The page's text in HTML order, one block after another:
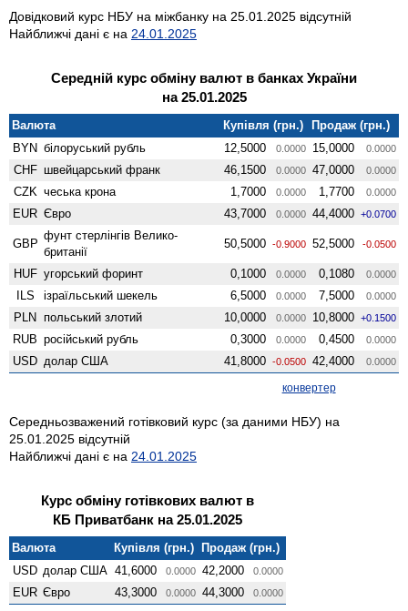
Довідковий курс НБУ на міжбанку на 25.01.2025 відсутній
Найближчі дані є на 24.01.2025
Середній курс обміну валют в банках України
на 25.01.2025
Валюта Купівля (грн.)
Продаж (грн.)
BYN білоруський рубль 12,5000 0.0000 15,0000 0.0000
CHF швейцарський франк 46,1500 0.0000 47,0000 0.0000
CZK чеська крона 1,7000 0.0000 1,7700 0.0000
EUR Євро 43,7000 0.0000 44,4000 +0.0700
GBP
фунт стерлінгів Велико­
британії
50,5000 -0.9000 52,5000 -0.0500
HUF угорський форинт 0,1000 0.0000 0,1080 0.0000
ILS ізраїльський шекель 6,5000 0.0000 7,5000 0.0000
PLN польський злотий 10,0000 0.0000 10,8000 +0.1500
RUB російський рубль 0,3000 0.0000 0,4500 0.0000
USD долар США 41,8000 -0.0500 42,4000 0.0000
конвертер
Середньозважений готівковий курс (за даними НБУ) на
25.01.2025 відсутній
Найближчі дані є на 24.01.2025
Курс обміну готівкових валют в
КБ Приватбанк на 25.01.2025
Валюта Купівля (грн.) Продаж (грн.)
USD долар США 41,6000 0.0000 42,2000 0.0000
EUR Євро 43,3000 0.0000 44,3000 0.0000